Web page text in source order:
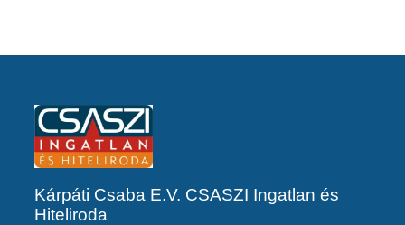
Kárpáti Csaba E.V. CSASZI Ingatlan és
Hiteliroda